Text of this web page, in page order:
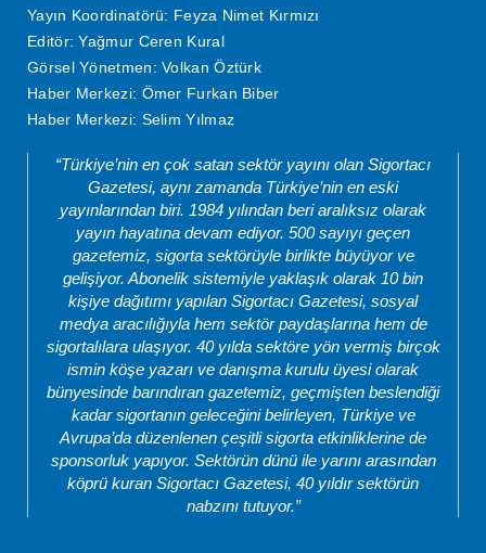
Yayın Koordinatörü: Feyza Nimet Kırmızı
Editör: Yağmur Ceren Kural
Görsel Yönetmen: Volkan Öztürk
Haber Merkezi: Ömer Furkan Biber
Haber Merkezi: Selim Yılmaz
“Türkiye’nin en çok satan sektör yayını olan Sigortacı
Gazetesi, aynı zamanda Türkiye’nin en eski
yayınlarından biri. 1984 yılından beri aralıksız olarak
yayın hayatına devam ediyor. 500 sayıyı geçen
gazetemiz, sigorta sektörüyle birlikte büyüyor ve
gelişiyor. Abonelik sistemiyle yaklaşık olarak 10 bin
kişiye dağıtımı yapılan Sigortacı Gazetesi, sosyal
medya aracılığıyla hem sektör paydaşlarına hem de
sigortalılara ulaşıyor. 40 yılda sektöre yön vermiş birçok
ismin köşe yazarı ve danışma kurulu üyesi olarak
bünyesinde barındıran gazetemiz, geçmişten beslendiği
kadar sigortanın geleceğini belirleyen, Türkiye ve
Avrupa’da düzenlenen çeşitli sigorta etkinliklerine de
sponsorluk yapıyor. Sektörün dünü ile yarını arasından
köprü kuran Sigortacı Gazetesi, 40 yıldır sektörün
nabzını tutuyor.”